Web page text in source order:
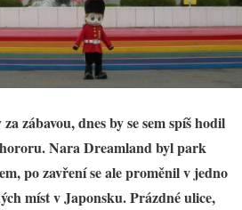
zábavou, dnes by se sem spíš hodil
Nara Dreamland byl park
po zavření se ale proměnil v jedno
míst v Japonsku. Prázdné ulice,